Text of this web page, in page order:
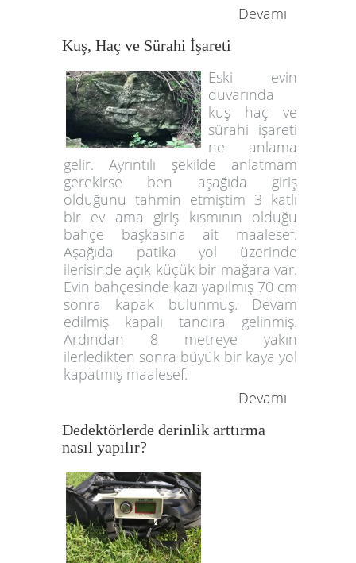
Devamı
Kuş, Haç ve Sürahi İşareti
Eski evin
duvarında
kuş haç ve
sürahi işareti
ne anlama
gelir. Ayrıntılı şekilde anlatmam
gerekirse ben aşağıda giriş
olduğunu tahmin etmiştim 3 katlı
bir ev ama giriş kısmının olduğu
bahçe başkasına ait maalesef.
Aşağıda patika yol üzerinde
ilerisinde açık küçük bir mağara var.
Evin bahçesinde kazı yapılmış 70 cm
sonra kapak bulunmuş. Devam
edilmiş kapalı tandıra gelinmiş.
Ardından 8 metreye yakın
ilerledikten sonra büyük bir kaya yol
kapatmış maalesef.
Devamı
Dedektörlerde derinlik arttırma
nasıl yapılır?